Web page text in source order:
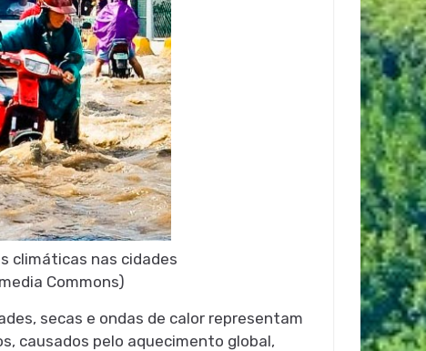
climáticas nas cidades
Commons)
secas e ondas de calor representam
causados pelo aquecimento global,